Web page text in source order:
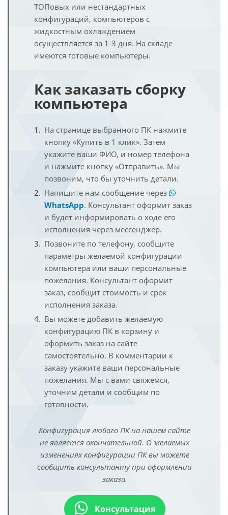
ТОПовых или нестандартных
конфигураций, компьютеров с
жидкостным охлаждением
осуществляется за 1-3 дня. На складе
имеются готовые компьютеры.
Как заказать сборку
компьютера
На странице выбранного ПК нажмите
кнопку «Купить в 1 клик». Затем
укажите ваши ФИО, и номер телефона
и нажмите кнопку «Отправить». Мы
позвоним, что бы уточнить детали.
Напишите нам сообщение через
WhatsApp. Консультант оформит заказ
и будет информировать о ходе его
исполнения через мессенджер.
Позвоните по телефону, сообщите
параметры желаемой конфигурации
компьютера или ваши персональные
пожелания. Консультант оформит
заказ, сообщит стоимость и срок
исполнения заказа.
Вы можете добавить желаемую
конфигурацию ПК в корзину и
оформить заказ на сайте
самостоятельно. В комментарии к
заказу укажите ваши персональные
пожелания. Мы с вами свяжемся,
уточним детали и сообщим по
готовности.
Конфигурация любого ПК на нашем сайте
не является окончательной. О желаемых
изменениях конфигурации ПК вы можете
сообщить консультанту при оформлении
заказа.
Консультация